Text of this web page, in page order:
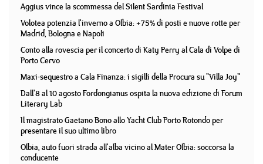
Aggius vince la scommessa del Silent Sardinia Festival
Volotea potenzia l'inverno a Olbia: +75% di posti e nuove rotte per
Madrid, Bologna e Napoli
Conto alla rovescia per il concerto di Katy Perry al Cala di Volpe di
Porto Cervo
Maxi-sequestro a Cala Finanza: i sigilli della Procura su "Villa Joy"
Dall'8 al 10 agosto Fordongianus ospita la nuova edizione di Forum
Literary Lab
Il magistrato Gaetano Bono allo Yacht Club Porto Rotondo per
presentare il suo ultimo libro
Olbia, auto fuori strada all'alba vicino al Mater Olbia: soccorsa la
conducente